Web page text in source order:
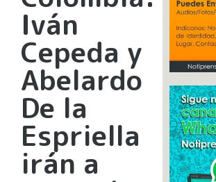
Iván
Cepeda y
Abelardo
De la
Espriella
irán a